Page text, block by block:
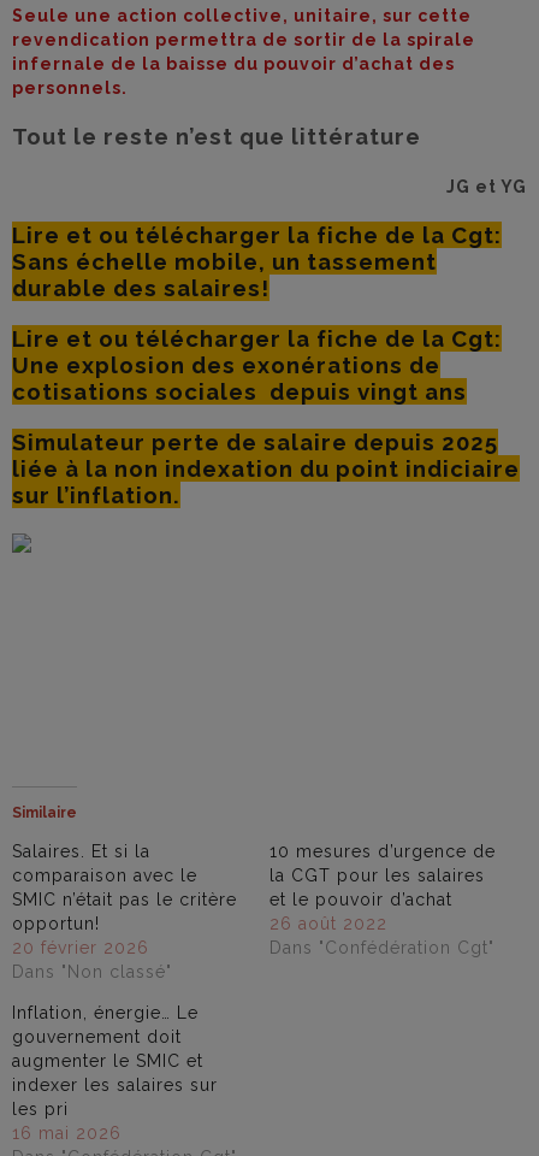
Seule une action collective, unitaire, sur cette
revendication permettra de sortir de la spirale
infernale de la baisse du pouvoir d’achat des
personnels.
Tout le reste n’est que littérature
JG et YG
Lire et ou télécharger la fiche de la Cgt:
Sans échelle mobile, un tassement
durable des salaires!
Lire et ou télécharger la fiche de la Cgt:
Une explosion des exonérations de
cotisations sociales depuis vingt ans
Simulateur perte de salaire depuis 2025
liée à la non indexation du point indiciaire
sur l’inflation.
Similaire
Salaires. Et si la
comparaison avec le
SMIC n’était pas le critère
opportun!
20 février 2026
Dans "Non classé"
10 mesures d’urgence de
la CGT pour les salaires
et le pouvoir d’achat
26 août 2022
Dans "Confédération Cgt"
Inflation, énergie… Le
gouvernement doit
augmenter le SMIC et
indexer les salaires sur
les pri
16 mai 2026